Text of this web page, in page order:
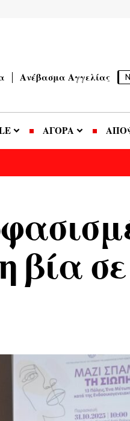
Ανέβασμα Αγγελίας
ΑΓΟΡΑ
σε